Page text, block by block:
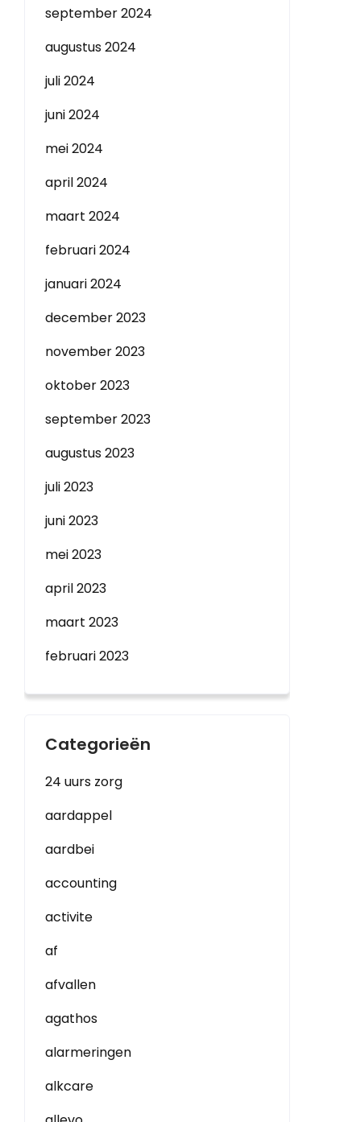
september 2024
augustus 2024
juli 2024
juni 2024
mei 2024
april 2024
maart 2024
februari 2024
januari 2024
december 2023
november 2023
oktober 2023
september 2023
augustus 2023
juli 2023
juni 2023
mei 2023
april 2023
maart 2023
februari 2023
Categorieën
24 uurs zorg
aardappel
aardbei
accounting
activite
af
afvallen
agathos
alarmeringen
alkcare